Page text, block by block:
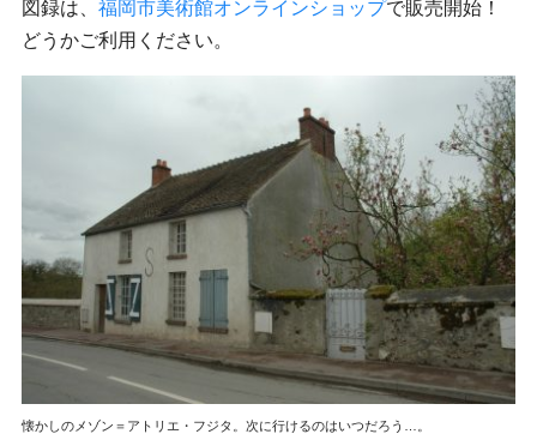
図録は、 福岡市美術館オンラインショップで販売開始！
どうかご利用ください。
懐かしのメゾン＝アトリエ・フジタ。次に行けるのはいつだろう…。